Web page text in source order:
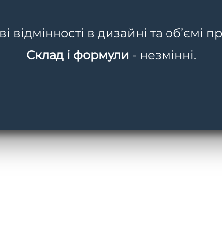
відмінності в дизайні та об’ємі
Склад і формули - незмінні.